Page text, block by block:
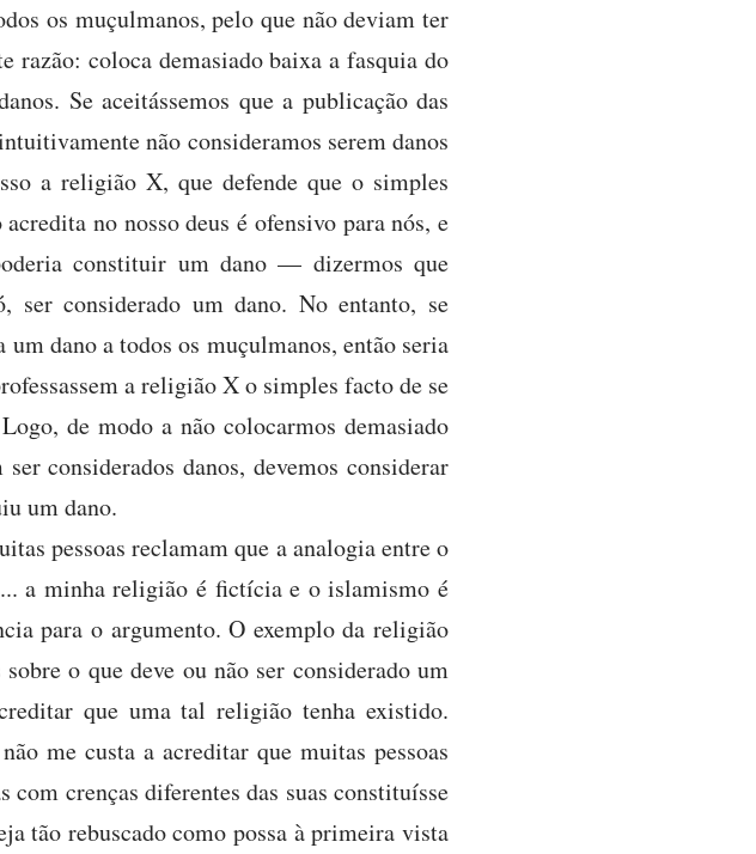
os muçulmanos, pelo que não deviam ter
razão: coloca demasiado baixa a fasquia do
Se aceitássemos que a publicação das
não consideramos serem danos
a religião X, que defende que o simples
no nosso deus é ofensivo para nós, e
constituir um dano — dizermos que
ser considerado um dano. No entanto, se
dano a todos os muçulmanos, então seria
a religião X o simples facto de se
de modo a não colocarmos demasiado
considerados danos, devemos considerar
um dano.
pessoas reclamam que a analogia entre o
a minha religião é fictícia e o islamismo é
para o argumento. O exemplo da religião
o que deve ou não ser considerado um
que uma tal religião tenha existido.
me custa a acreditar que muitas pessoas
com crenças diferentes das suas constituísse
tão rebuscado como possa à primeira vista